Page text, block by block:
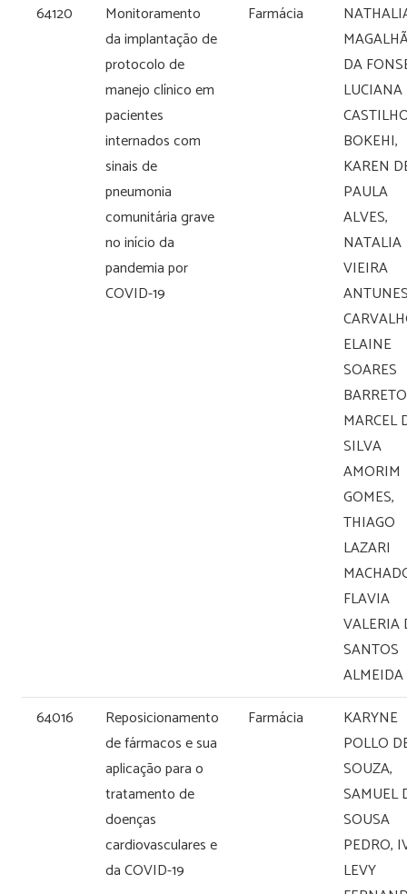
64120
Monitoramento
da implantação de
protocolo de
manejo clínico em
pacientes
internados com
sinais de
pneumonia
comunitária grave
no início da
pandemia por
COVID-19
Farmácia
DA
LUCIANA
BOKEHI,
KAREN
PAULA
ALVES,
NATALIA
VIEIRA
ELAINE
SOARES
MARCEL
SILVA
AMORIM
GOMES,
THIAGO
LAZARI
FLAVIA
VALERIA
SANTOS
ALMEIDA
64016
Reposicionamento
de fármacos e sua
aplicação para o
tratamento de
doenças
cardiovasculares e
da COVID-19
Farmácia
KARYNE
POLLO
SOUZA,
SAMUEL
SOUSA
PEDRO,
LEVY